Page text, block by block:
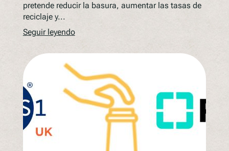
pretende reducir la basura, aumentar las tasas de
reciclaje y...
Seguir leyendo